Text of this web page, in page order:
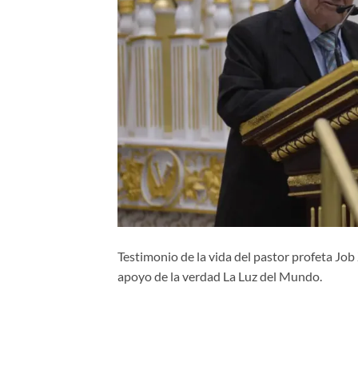
Testimonio de la vida del pastor profeta
apoyo de la verdad La Luz del Mundo.